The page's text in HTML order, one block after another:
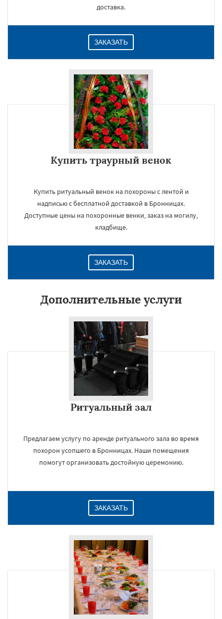
доставка.
ЗАКАЗАТЬ
Купить траурный венок
Купить ритуальный венок на похороны с лентой и
надписью с бесплатной доставкой в Бронницах.
Доступные цены на похоронные венки, заказ на могилу,
кладбище.
ЗАКАЗАТЬ
Дополнительные услуги
Ритуальный зал
Предлагаем услугу по аренде ритуального зала во время
похорон усопшего в Бронницах. Наши помещения
помогут организовать достойную церемонию.
ЗАКАЗАТЬ
Даю согласие на обработку персональных данных